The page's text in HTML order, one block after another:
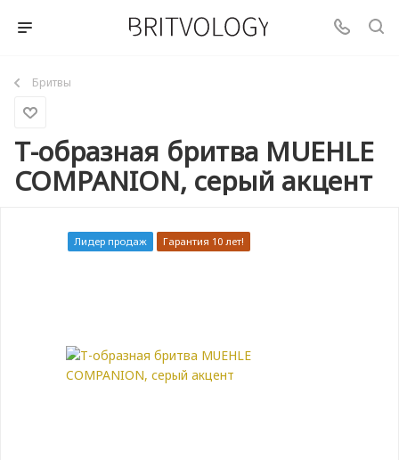
Бритвы
Т-образная бритва MUEHLE
COMPANION, серый акцент
Лидер продаж Гарантия 10 лет!